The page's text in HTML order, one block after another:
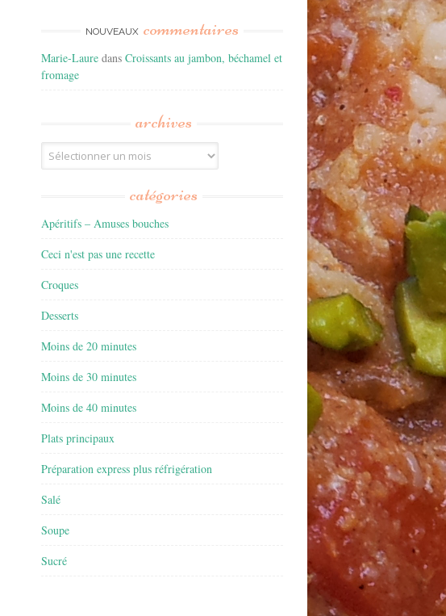
NOUVEAUX commentaires
Marie-Laure dans Croissants au jambon, béchamel et
fromage
archives
Archives
catégories
Apéritifs – Amuses bouches
Ceci n'est pas une recette
Croques
Desserts
Moins de 20 minutes
Moins de 30 minutes
Moins de 40 minutes
Plats principaux
Préparation express plus réfrigération
Salé
Soupe
Sucré